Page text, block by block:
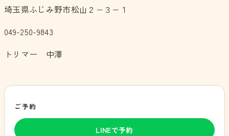
埼玉県ふじみ野市松山２−３−１
049-250-9843
トリマー 中澤
ご予約
LINEで予約